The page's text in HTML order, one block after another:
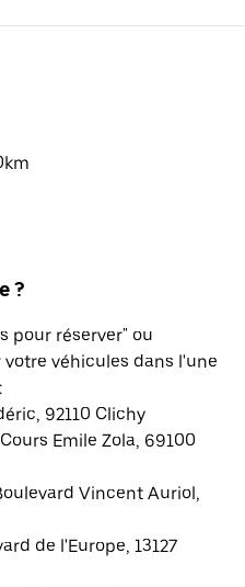
?
pour réserver" ou
votre véhicules dans l'une
92110 Clichy
Emile Zola, 69100
Vincent Auriol,
de l'Europe, 13127